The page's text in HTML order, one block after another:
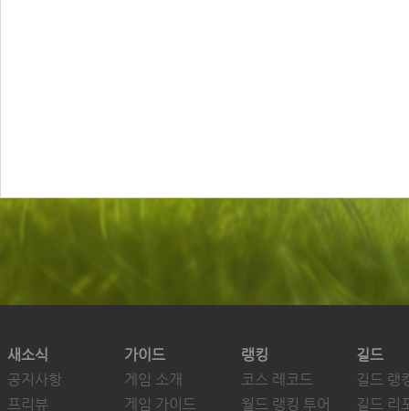
새소식
공지사항
프리뷰
가이드
게임 소개
게임 가이드
랭킹
코스 레코드
월드 랭킹 투어
길드
길드 랭
길드 리